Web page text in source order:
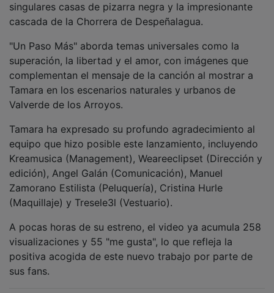
sus fans.
NOTICIAS RELACIONADAS
El Barrio y Tamara, acompañada por la
Banda de Música de Azuqueca, protagonizan
el cartel musical de las Fiestas